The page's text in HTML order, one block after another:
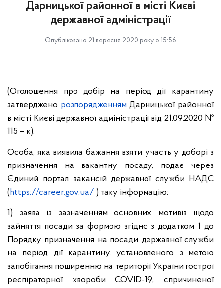
Дарницької районної в місті Києві
державної адміністрації
Опубліковано 21 вересня 2020 року о 15:56
(Оголошення про добір на період дії карантину
затверджено розпорядженням Дарницької районної
в місті Києві державної адміністрації від 21.09.2020 №
115 – к).
Особа, яка виявила бажання взяти участь у доборі з
призначення на вакантну посаду, подає через
Єдиний портал вакансій державної служби НАДС
(https://career.gov.ua/ ) таку інформацію:
1) заява із зазначенням основних мотивів щодо
зайняття посади за формою згідно з додатком 1 до
Порядку призначення на посади державної служби
на період дії карантину, установленого з метою
запобігання поширенню на території України гострої
респіраторної хвороби COVID-19, спричиненої